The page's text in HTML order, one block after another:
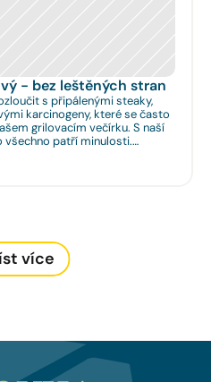
- bez leštěných stran
s připálenými steaky,
karcinogeny, které se často
grilovacím večírku. S naší
patří minulosti.
více